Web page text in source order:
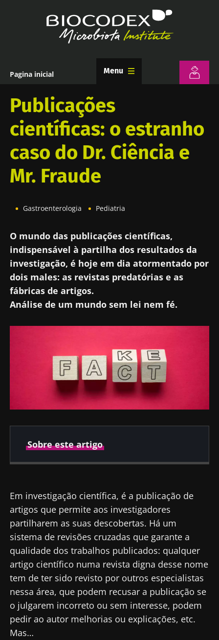
Navegação
Pagina inicial Menu
Publicações
científicas: o estranho
caso do Dr. Ciência e
Mr. Fraude
Gastroenterologia Pediatria
O mundo das publicações científicas,
indispensável à partilha dos resultados da
investigação, é hoje em dia atormentado por
dois males: as revistas predatórias e as
fábricas de artigos.
Análise de um mundo sem lei nem fé.
Sobre este artigo
Em investigação científica, é a publicação de
artigos que permite aos investigadores
partilharem as suas descobertas. Há um
sistema de revisões cruzadas que garante a
qualidade dos trabalhos publicados: qualquer
artigo científico numa revista digna desse nome
tem de ter sido revisto por outros especialistas
nessa área, que podem recusar a publicação se
o julgarem incorreto ou sem interesse, podem
pedir ao autor melhorias ou explicações, etc.
Mas…